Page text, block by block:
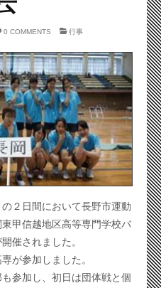
0 COMMENTS 行事
の２日間において長野市運動
甲信越地区高等専門学校バ
催されました。
が参加しました。
参加し、 初日は団体戦と個